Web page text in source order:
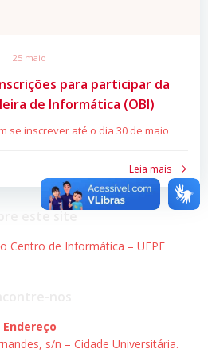
25 maio
para participar da
de Informática (OBI)
se inscrever até o dia 30 de maio
Leia mais
Centro de Informática – UFPE
Endereço
s/n – Cidade Universitária.